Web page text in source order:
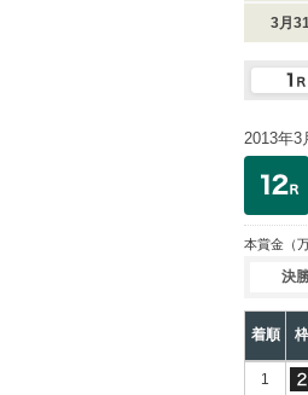
3月
2013年3
本賞金 （
決
着順 枠
1